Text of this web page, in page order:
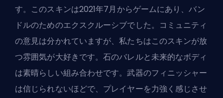
す。このスキンは2021年7月からゲームにあり、バン
ドルのためのエクスクルーシブでした。コミュニティ
の意見は分かれていますが、私たちはこのスキンが放
つ雰囲気が大好きです。石のバレルと未来的なボディ
は素晴らしい組み合わせです。武器のフィニッシャー
は信じられないほどで、プレイヤーを力強く感じさせ